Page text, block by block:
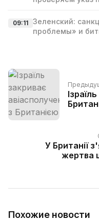
09:11 Зеленский:
проблемы» и
У Британії
жертва
Похожие новости